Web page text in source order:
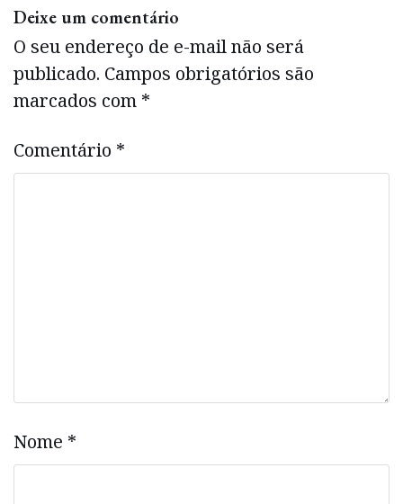
Deixe um comentário
O seu endereço de e-mail não será
publicado. Campos obrigatórios são
marcados com *
Comentário *
Nome *